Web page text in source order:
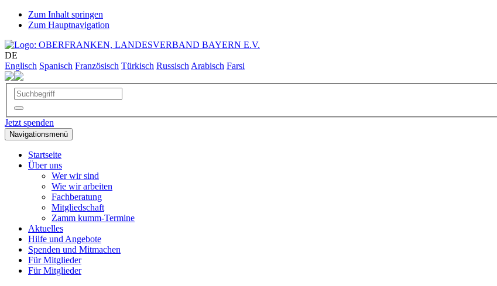
Zum Inhalt springen
Zum Hauptnavigation
DE
Englisch Spanisch Französisch Türkisch Russisch Arabisch Farsi
Jetzt spenden
Navigationsmenü
Startseite
Über uns
Wer wir sind
Wie wir arbeiten
Fachberatung
Mitgliedschaft
Zamm kumm-Termine
Aktuelles
Hilfe und Angebote
Spenden und Mitmachen
Für Mitglieder
Für Mitglieder